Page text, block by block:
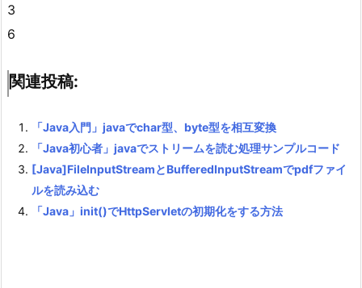
3
6
関連投稿:
「Java入門」javaでchar型、byte型を相互変換
「Java初心者」javaでストリームを読む処理サンプルコード
[Java]FileInputStreamとBufferedInputStreamでpdfファイ
ルを読み込む
「Java」init()でHttpServletの初期化をする方法